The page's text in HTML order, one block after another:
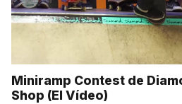
Miniramp Contest de
Shop (El Vídeo)